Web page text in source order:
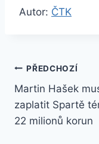
Autor: ČTK
Navigace
pro
příspěvek
PŘEDCHOZÍ
Martin Hašek
zaplatit Spartě
22 milionů korun